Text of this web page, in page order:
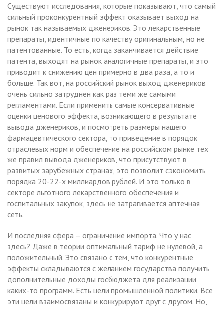
Существуют исследования, которые показывают, что самый
сильный проконкурентный эффект оказывает выход на
рынок так называемых дженериков. Это лекарственные
препараты, идентичные по качеству оригинальным, но не
патентованные. То есть, когда заканчивается действие
патента, выходят на рынок аналогичные препараты, и это
приводит к снижению цен примерно в два раза, а то и
больше. Так вот, на российский рынок выход дженериков
очень сильно затруднен как раз теми же самыми
регламентами. Если применить самые консервативные
оценки ценового эффекта, возникающего в результате
вывода дженериков, и посмотреть размеры нашего
фармацевтического сектора, то приведение в порядок
отраслевых норм и обеспечение на российском рынке тех
же правил вывода дженериков, что присутствуют в
развитых зарубежных странах, это позволит сэкономить
порядка 20-22-х миллиардов рублей. И это только в
секторе льготного лекарственного обеспечения и
госпитальных закупок, здесь не затрагивается аптечная
сеть.
И последняя сфера – ограничение импорта. Что у нас
здесь? Даже в теории оптимальный тариф не нулевой, а
положительный. Это связано с тем, что конкурентные
эффекты складываются с желанием государства получить
дополнительные доходы госбюджета для реализации
каких-то программ. Есть цели промышленной политики. Все
эти цели взаимосвязаны и конкурируют друг с другом. Но,